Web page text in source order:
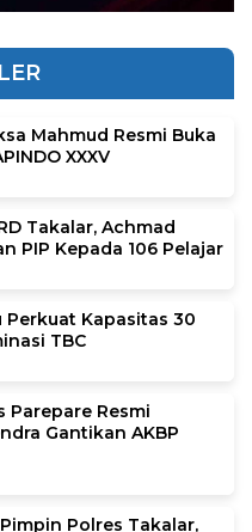
Mahmud Resmi Buka
XXXV
Takalar, Achmad
PIP Kepada 106 Pelajar
Kapasitas 30
TBC
Parepare Resmi
Gantikan AKBP
Polres Takalar,